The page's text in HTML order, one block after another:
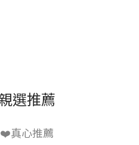
選推薦
真心推薦